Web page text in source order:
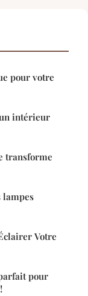
pour votre
intérieur
transforme
lampes
Votre
pour